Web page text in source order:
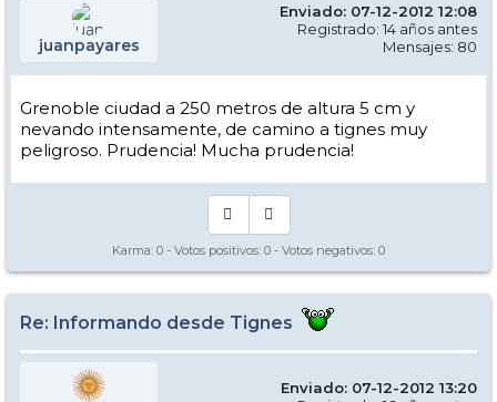
juanpayares
Enviado: 07-12-2012 12:08
Registrado: 14 años antes
Mensajes: 80
Grenoble ciudad a 250 metros de altura 5 cm y
nevando intensamente, de camino a tignes muy
peligroso. Prudencia! Mucha prudencia!
Karma: 0 - Votos positivos: 0 - Votos negativos: 0
Re: Informando desde Tignes
Enviado: 07-12-2012 13:20